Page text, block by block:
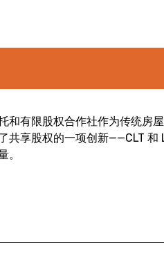
和有限股权合作社作为传统房
共享股权的一项创新——CLT 和
。